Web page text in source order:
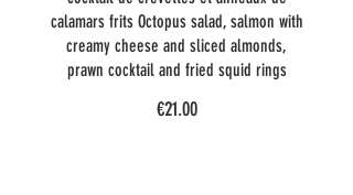
calamars frits Octopus salad, salmon with
creamy cheese and sliced almonds,
prawn cocktail and fried squid rings
€21.00